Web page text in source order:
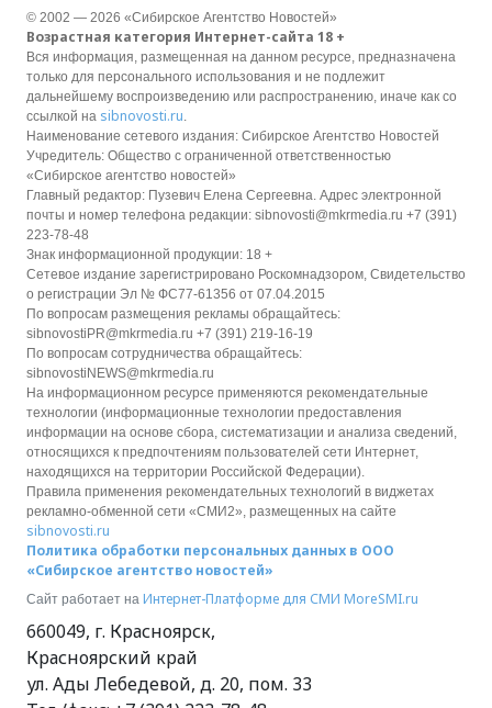
© 2002 — 2026 «Сибирское Агентство Новостей»
Возрастная категория Интернет-сайта 18 +
Вся информация, размещенная на данном ресурсе, предназначена
только для персонального использования и не подлежит
дальнейшему воспроизведению или распространению, иначе как со
ссылкой на sibnovosti.ru.
Наименование сетевого издания: Сибирское Агентство Новостей
Учредитель: Общество с ограниченной ответственностью
«Сибирское агентство новостей»
Главный редактор: Пузевич Елена Сергеевна. Адрес электронной
почты и номер телефона редакции: sibnovosti@mkrmedia.ru +7 (391)
223-78-48
Знак информационной продукции: 18 +
Сетевое издание зарегистрировано Роскомнадзором, Свидетельство
о регистрации Эл № ФС77-61356 от 07.04.2015
По вопросам размещения рекламы обращайтесь:
sibnovostiPR@mkrmedia.ru +7 (391) 219-16-19
По вопросам сотрудничества обращайтесь:
sibnovostiNEWS@mkrmedia.ru
На информационном ресурсе применяются рекомендательные
технологии (информационные технологии предоставления
информации на основе сбора, систематизации и анализа сведений,
относящихся к предпочтениям пользователей сети Интернет,
находящихся на территории Российской Федерации).
Правила применения рекомендательных технологий в виджетах
рекламно-обменной сети «СМИ2», размещенных на сайте
sibnovosti.ru
Политика обработки персональных данных в ООО
«Сибирское агентство новостей»
Сайт работает на Интернет-Платформе для СМИ MoreSMI.ru
660049, г. Красноярск,
Красноярский край
ул. Ады Лебедевой, д. 20, пом. 33